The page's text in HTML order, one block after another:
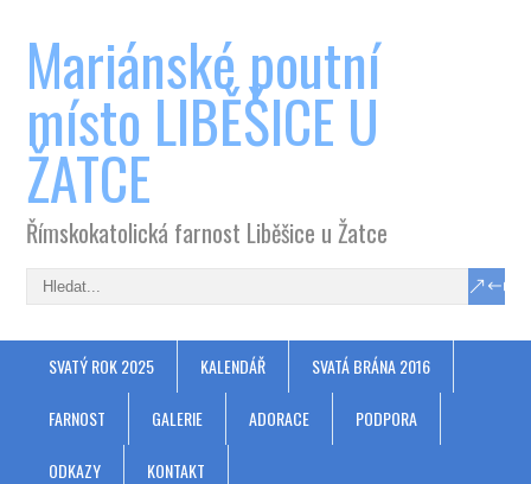
Mariánské poutní
místo LIBĚŠICE U
ŽATCE
Římskokatolická farnost Liběšice u Žatce
SVATÝ ROK 2025 KALENDÁŘ SVATÁ BRÁNA 2016
FARNOST GALERIE ADORACE PODPORA
ODKAZY KONTAKT